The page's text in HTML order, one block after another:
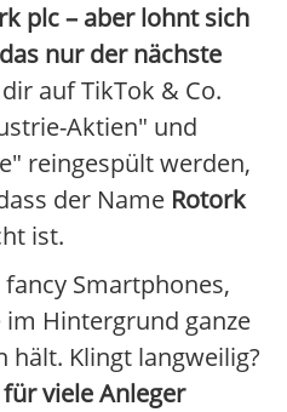
plc – aber lohnt sich
nur der nächste
auf TikTok & Co.
Aktien" und
reingespült werden,
der Name Rotork
ist.
Smartphones,
Hintergrund ganze
hält. Klingt langweilig?
viele Anleger